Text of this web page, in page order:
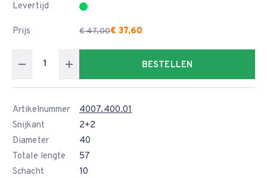
Levertijd
Prijs € 47,00€ 37,60
BESTELLEN
Artikelnummer
4007.400.01
Snijkant
2+2
Diameter
40
Totale lengte
57
Schacht
10